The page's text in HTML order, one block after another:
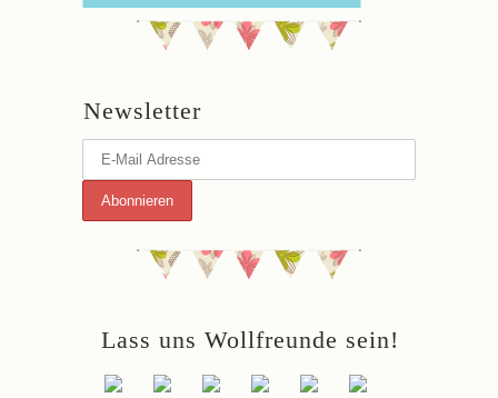
Newsletter
Lass uns Wollfreunde sein!